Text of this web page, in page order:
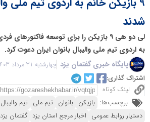
شدند
لی دو هی ۹ بازیکن را برای توسعه
به اردوی تیم ملی والیبال بانوان ایران دعوت کرد.
پایگاه خبری گفتمان یزد چهارشنبه 31 مرداد 1403 - 13:55
اشتراک گذاری:
لینک کوتاه
برچسب‌ها: بازیکن بانوان تیم ملی تیم والیبال
دستیار روابط عمومی اخبار مرجع استان یزد گفتمان یزد